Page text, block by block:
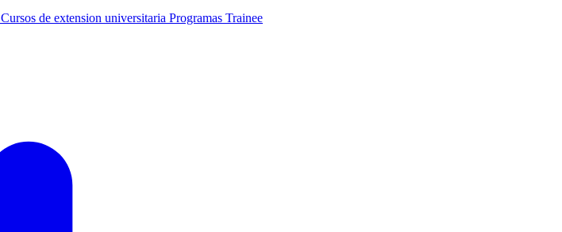
Cursos de extension universitaria Programas Trainee